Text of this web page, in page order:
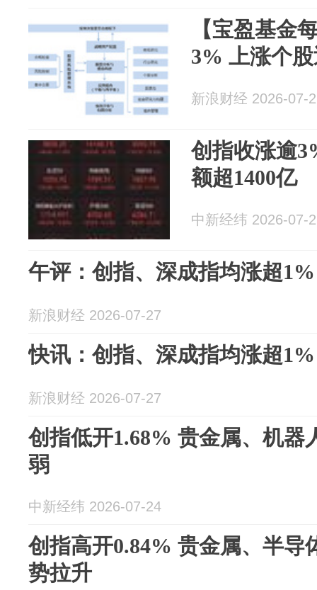
【宝盈基金
3% 上涨个股
新浪财经 2026-07-
创指收涨逾
额超1400亿
中新经纬 2026-07-
午评：创指、深成指均涨超
新浪财经 2026-07-27
快讯：创指、深成指均涨超
新浪财经 2026-07-27
创指低开1.68% 贵金属、机器
弱
中新经纬 2026-07-24
创指高开0.84% 贵金属、半导
势拉升